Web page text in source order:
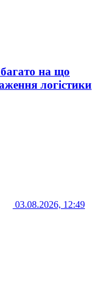
на що
логістики
03.08.2026, 12:49